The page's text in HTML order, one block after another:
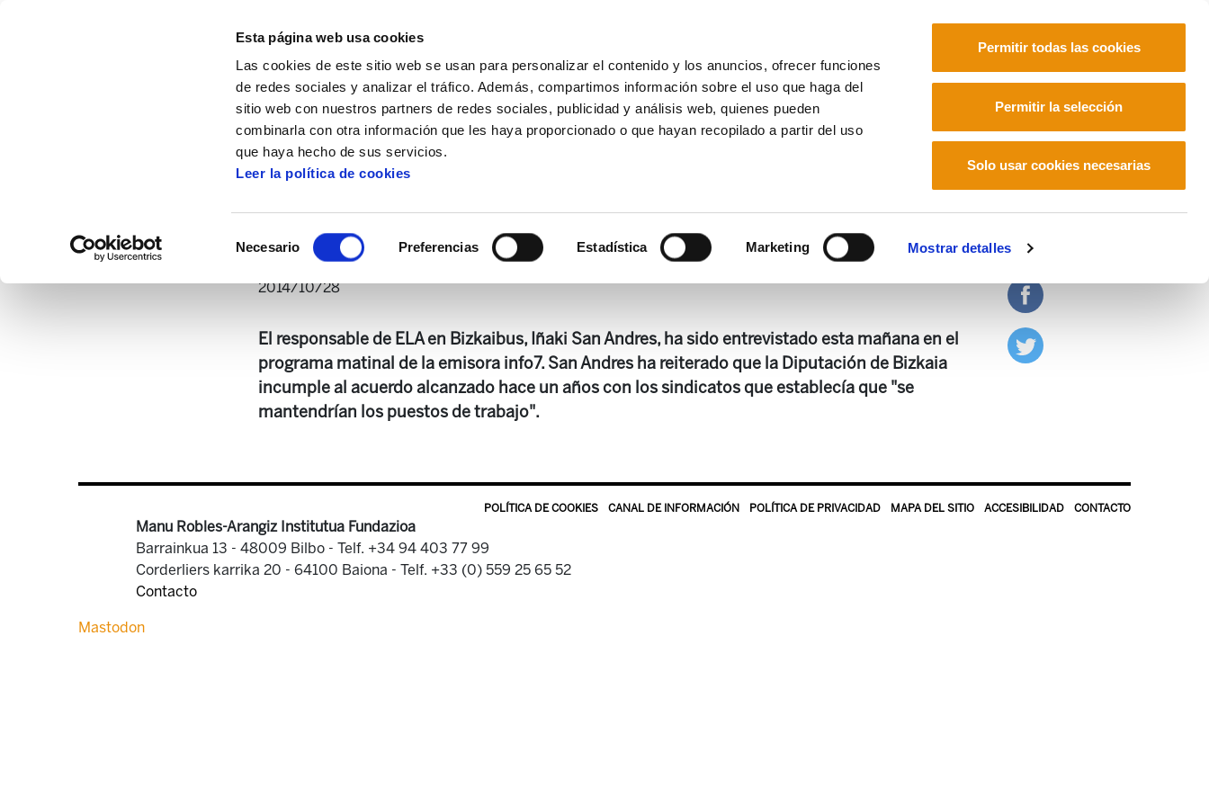
Esta página web usa cookies
Las cookies de este sitio web se usan para personalizar el contenido y los anuncios, ofrecer funciones
de redes sociales y analizar el tráfico. Además, compartimos información sobre el uso que haga del
sitio web con nuestros partners de redes sociales, publicidad y análisis web, quienes pueden
combinarla con otra información que les haya proporcionado o que hayan recopilado a partir del uso
que haya hecho de sus servicios.
Leer la política de cookies
Necesario Preferencias Estadística Marketing Mostrar detalles
Permitir todas las cookies
Permitir la selección
Solo usar cookies necesarias
Audios Luchamos para mantener los puestos de trabajo en Bizkaibus
Luchamos para mantener los puestos de trabajo en Bizkaibus
2014/10/28
El responsable de ELA en Bizkaibus, Iñaki San Andres, ha sido entrevistado esta mañana en el
programa matinal de la emisora info7. San Andres ha reiterado que la Diputación de Bizkaia
incumple al acuerdo alcanzado hace un años con los sindicatos que establecía que "se
mantendrían los puestos de trabajo".
POLÍTICA DE COOKIES CANAL DE INFORMACIÓN POLÍTICA DE PRIVACIDAD MAPA DEL SITIO ACCESIBILIDAD CONTACTO
Manu Robles-Arangiz Institutua Fundazioa
Barrainkua 13 - 48009 Bilbo - Telf. +34 94 403 77 99
Corderliers karrika 20 - 64100 Baiona - Telf. +33 (0) 559 25 65 52
Contacto
Mastodon